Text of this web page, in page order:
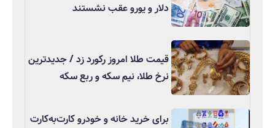
دلار و یورو عقب نشستند
قیمت طلا امروز رکورد زد / جدیدترین
نرخ طلا، نیم سکه و ربع سکه
برای خرید خانه و خودرو کارت‌به‌کارت